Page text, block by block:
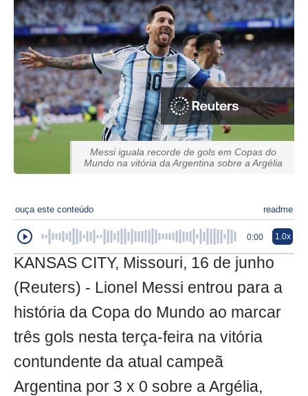
Messi iguala recorde de gols em Copas do
Mundo na vitória da Argentina sobre a Argélia
ouça este conteúdo readme
0:00 1.0x
KANSAS CITY, Missouri, 16 de junho
(Reuters) - Lionel Messi entrou para a
história da Copa do Mundo ao marcar
três gols nesta terça-feira na vitória
contundente da atual campeã
Argentina por 3 x 0 sobre a Argélia,